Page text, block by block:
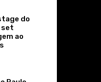
do
set
ao